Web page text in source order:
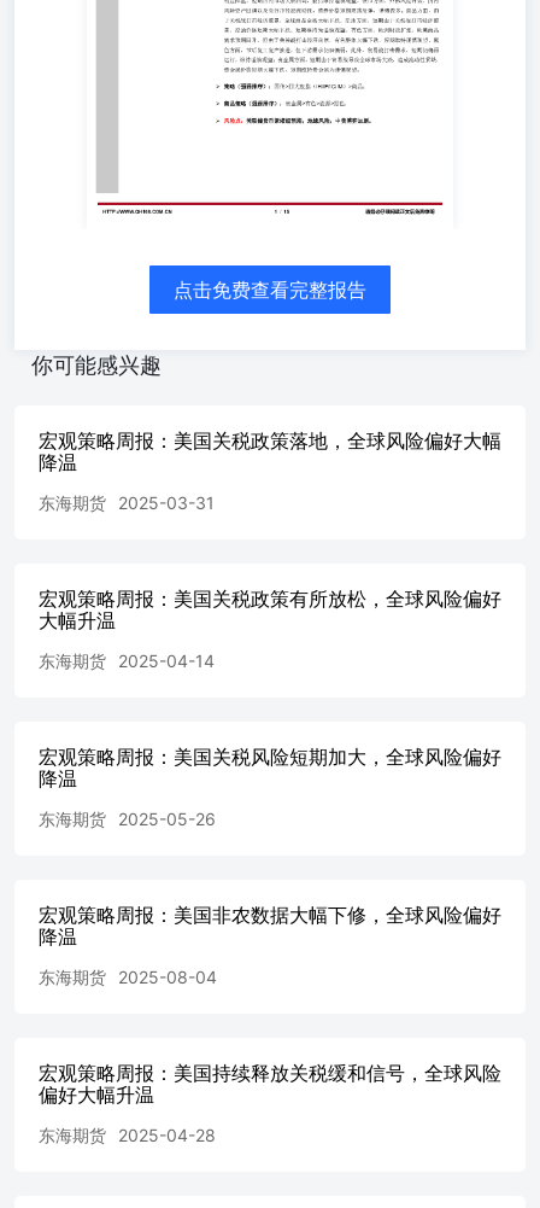
7点至69.4，连续第二个月大涨；美国3月ISM服务业PMI从
前一个月的53.5下降至50.8，虽然仍处于扩张区间，但已创
下自去年6月以来的最低水平。美国经济下行压力加大。就
业方面，美国3月季调后非农就业人口增22.8万人，预期增
13.5万人；失业率4.2%，预期4.1%，美国非农就业数据好
美国对贸易伙伴设立10%的“最低基准关税”，并对某些贸易
升级，避险情绪大幅升温，美元和美债收益率短期反弹，全
球风险偏好整体大幅降温。 结论：短期维持A股四大股指期
望，维持国债为谨慎观望；排序上：国债>商品>股指。整
体来看，虽然近期国内经济平稳开局以及消费刺激政策加
市场情绪明显降温，短期国内市场大幅回调，股指维持谨慎
方面，由于关税战打击经济前景，全球商品全线大幅下跌。
欧美商品需求预期回升，但由于关税战打击经济前景，有色
整体大幅下跌，短期维持谨慎观望。黑色方面，节后复工复
产推进，但下游需求仍旧偏弱，此外，贸易战打击需求，短
期仍偏弱运行，维持谨慎观望；贵金属方面，短期由于贸易
（强弱排序）：贵金属>有色>能源>黑色； 风险点：美联储
要要闻及事件 1、4月1日，美联储巴尔金表示，不急于降
一直非常恰当；美联储当前的政策水平处于有利地位；预计
月ISM制造业PMI由前值50.3下滑至49，陷入萎缩区间，同
时也低于预期的49.5。价格指数上升7点至69.4，连续第二
日，美国总统在白宫签署两项关于所谓“对等关税”的行政
令，宣布美国对贸易伙伴设立10%的“最低基准关税”，并对
的关税，将于4月3日生效。 4、4月2日，白宫高级官员表
点击免费查看完整报告
你可能感兴趣
宏观策略周报：美国关税政策落地，全球风险偏好大幅
降温
东海期货 2025-03-31
宏观策略周报：美国关税政策有所放松，全球风险偏好
大幅升温
东海期货 2025-04-14
宏观策略周报：美国关税风险短期加大，全球风险偏好
降温
东海期货 2025-05-26
宏观策略周报：美国非农数据大幅下修，全球风险偏好
降温
东海期货 2025-08-04
宏观策略周报：美国持续释放关税缓和信号，全球风险
偏好大幅升温
东海期货 2025-04-28